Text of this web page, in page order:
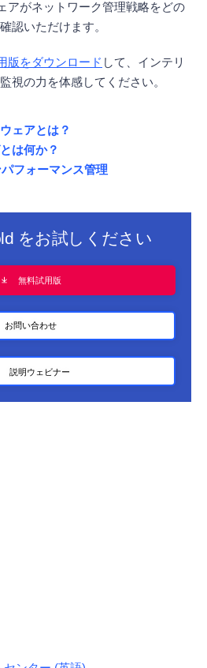
アがネットワーク管理戦略をどの
認いただけます。
版をダウンロード して、インテリ
視の力を体感してください。
ェアとは？
は何か？
フォーマンス管理
をお試しください
無料試用版
お問い合わせ
説明ウェビナー